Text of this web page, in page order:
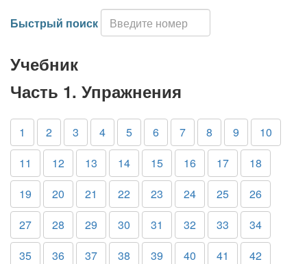
Быстрый поиск
Учебник
Часть 1. Упражнения
1 2 3 4 5 6 7 8 9
10
11
12 13 14 15 16 17
18
19
20 21 22 23 24 25
26
27
28 29 30 31 32 33
34
35
36 37 38 39 40 41
42